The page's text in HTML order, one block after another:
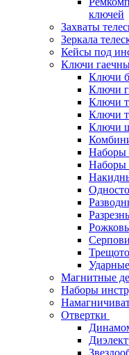
ключей
Захваты
Зеркала
Кейсы под
Ключи
Ключи
Ключи
Ключи
Ключи
Ключи
Наборы
Наборы
Магнитные
Наборы
Отвертки